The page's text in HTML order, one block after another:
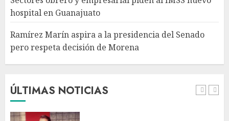
hospital en Guanajuato
Ramírez Marín aspira a la presidencia del Senado
pero respeta decisión de Morena
ÚLTIMAS NOTICIAS
5
AGOSTO 6, 2026
1
Detienen a persona por
intentar cobrar cheque falso
AGOSTO 6, 2026